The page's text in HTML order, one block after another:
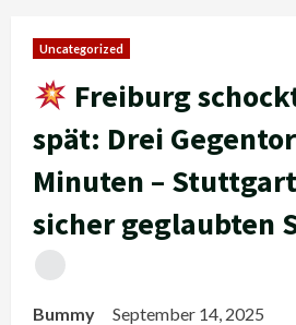
Uncategorized
Freiburg
spät: Drei
Minuten –
sicher geglaubten
Bummy September 14, 2025